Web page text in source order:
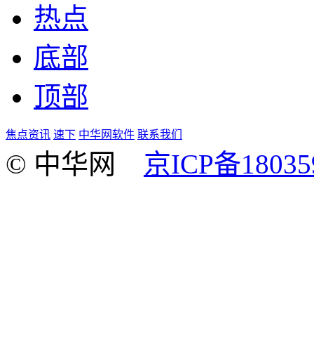
热点
底部
顶部
焦点资讯 速下 中华网软件 联系我们
© 中华网 京ICP备